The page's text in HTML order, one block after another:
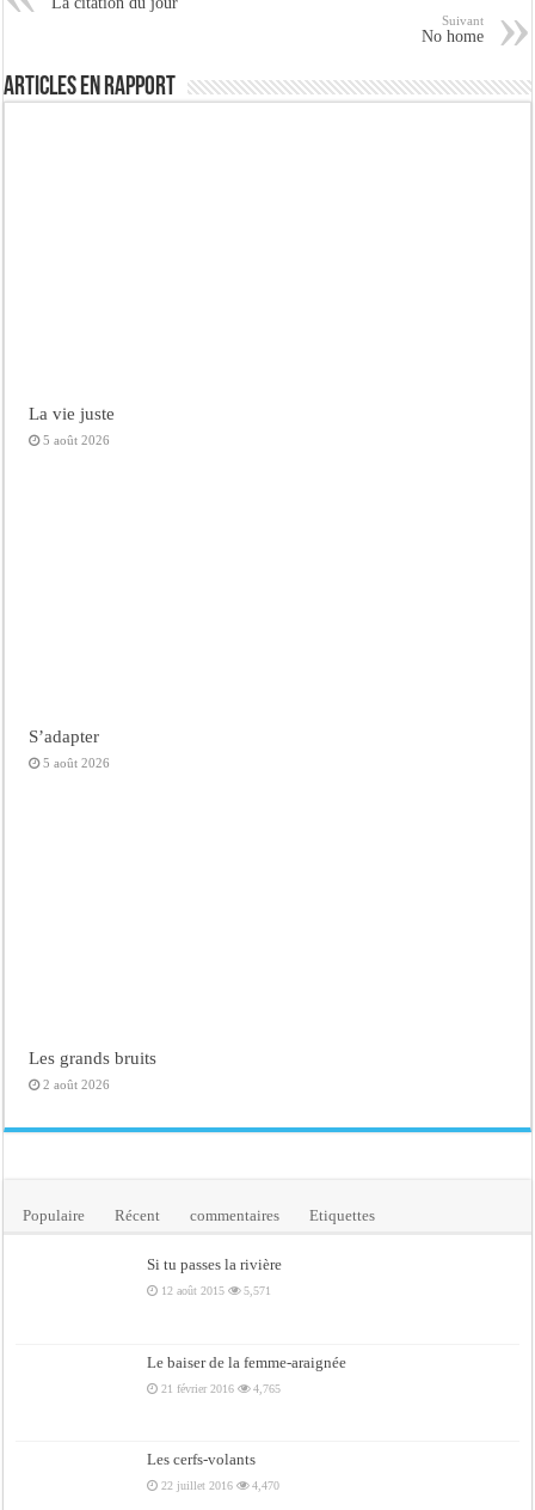
Suivant
No home
Articles en rapport
La vie juste
5 août 2026
S’adapter
5 août 2026
Les grands bruits
2 août 2026
Populaire Récent commentaires Etiquettes
Si tu passes la rivière
12 août 2015 5,571
Le baiser de la femme-araignée
21 février 2016 4,765
Les cerfs-volants
22 juillet 2016 4,470